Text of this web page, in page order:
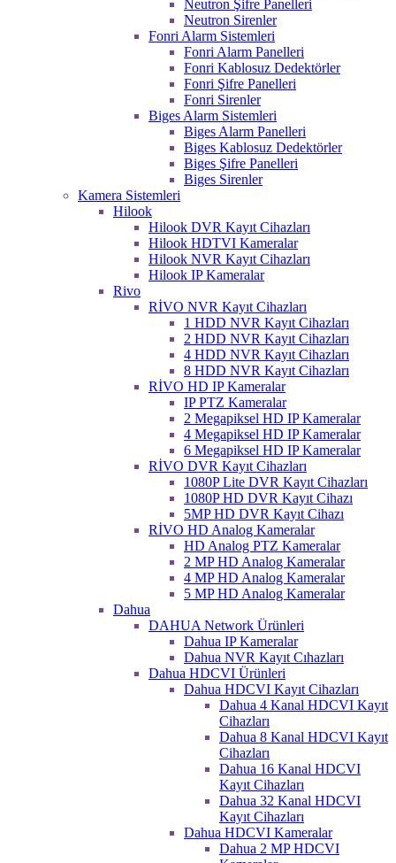
Neutron Şifre Panelleri
Neutron Sirenler
Fonri Alarm Sistemleri
Fonri Alarm Panelleri
Fonri Kablosuz Dedektörler
Fonri Şifre Panelleri
Fonri Sirenler
Biges Alarm Sistemleri
Biges Alarm Panelleri
Biges Kablosuz Dedektörler
Biges Şifre Panelleri
Biges Sirenler
Kamera Sistemleri
Hilook
Hilook DVR Kayıt Cihazları
Hilook HDTVI Kameralar
Hilook NVR Kayıt Cihazları
Hilook IP Kameralar
Rivo
RİVO NVR Kayıt Cihazları
1 HDD NVR Kayıt Cihazları
2 HDD NVR Kayıt Cihazları
4 HDD NVR Kayıt Cihazları
8 HDD NVR Kayıt Cihazları
RİVO HD IP Kameralar
IP PTZ Kameralar
2 Megapiksel HD IP Kameralar
4 Megapiksel HD IP Kameralar
6 Megapiksel HD IP Kameralar
RİVO DVR Kayıt Cihazları
1080P Lite DVR Kayıt Cihazları
1080P HD DVR Kayıt Cihazı
5MP HD DVR Kayıt Cihazı
RİVO HD Analog Kameralar
HD Analog PTZ Kameralar
2 MP HD Analog Kameralar
4 MP HD Analog Kameralar
5 MP HD Analog Kameralar
Dahua
DAHUA Network Ürünleri
Dahua IP Kameralar
Dahua NVR Kayıt Cıhazları
Dahua HDCVI Ürünleri
Dahua HDCVI Kayıt Cihazları
Dahua 4 Kanal HDCVI Kayıt
Cihazları
Dahua 8 Kanal HDCVI Kayıt
Cihazları
Dahua 16 Kanal HDCVI
Kayıt Cihazları
Dahua 32 Kanal HDCVI
Kayıt Cihazları
Dahua HDCVI Kameralar
Dahua 2 MP HDCVI